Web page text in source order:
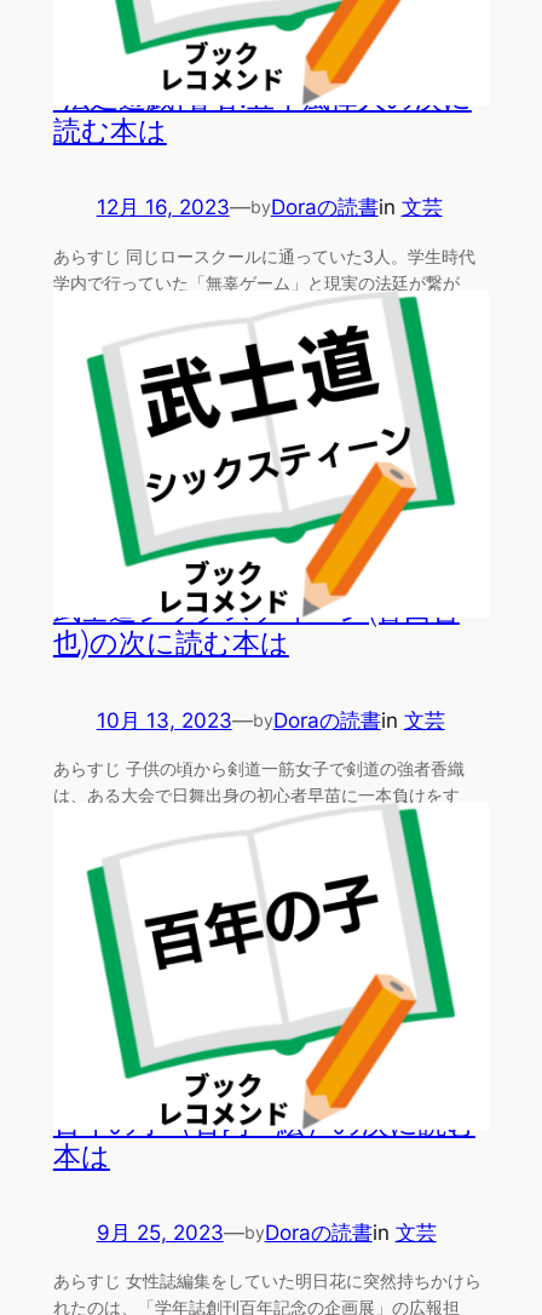
「法廷遊戯」著者:五十嵐律人の次に
読む本は
12月 16, 2023—byDoraの読書in 文芸
あらすじ 同じロースクールに通っていた3人。学生時代
学内で行っていた「無辜ゲーム」と現実の法廷が繋が
武士道シックスティーン(誉田哲
也)の次に読む本は
10月 13, 2023—byDoraの読書in 文芸
あらすじ 子供の頃から剣道一筋女子で剣道の強者香織
は、ある大会で日舞出身の初心者早苗に一本負けをす
百年の子（古内一絵）の次に読む
本は
9月 25, 2023—byDoraの読書in 文芸
あらすじ 女性誌編集をしていた明日花に突然持ちかけら
れたのは、「学年誌創刊百年記念の企画展」の広報担